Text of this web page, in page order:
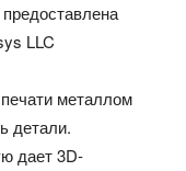
LLC
металлом
детали.
дает 3D-